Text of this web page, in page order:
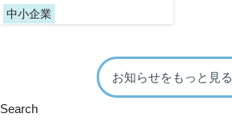
中小企業
お知らせをもっと見る
Search